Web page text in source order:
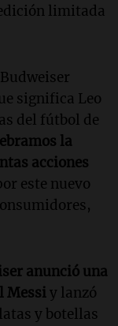
limitada
significa Leo
del fútbol de
la
acciones
este nuevo
anunció una
Messiy lanzó
y botellas